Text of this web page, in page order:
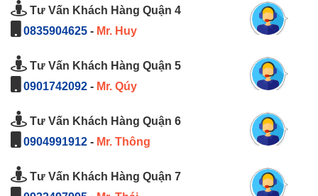
Tư Vấn Khách Hàng Quận 4
0835904625 - Mr. Huy
Tư Vấn Khách Hàng Quận 5
0901742092 - Mr. Qúy
Tư Vấn Khách Hàng Quận 6
0904991912 - Mr. Thông
Tư Vấn Khách Hàng Quận 7